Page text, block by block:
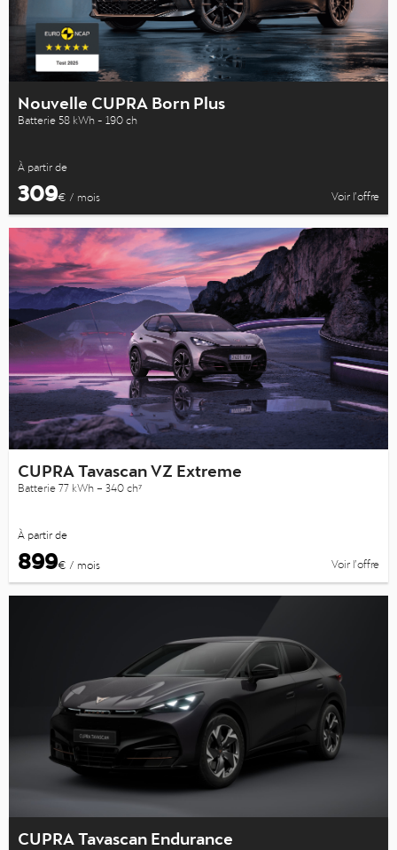
Nouvelle CUPRA Born Plus
Batterie 58 kWh - 190 ch
À partir de
309€ / mois Voir l’offre
CUPRA Tavascan VZ Extreme
Batterie 77 kWh – 340 ch⁷
À partir de
899€ / mois Voir l’offre
CUPRA Tavascan Endurance